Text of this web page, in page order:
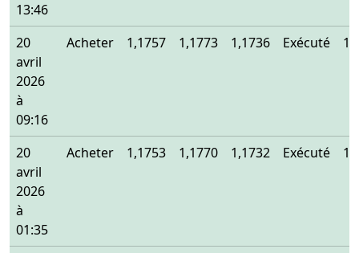
13:46
20
avril
2026
à
09:16
Acheter 1,1757 1,1773 1,1736 Exécuté
20
avril
2026
à
01:35
Acheter 1,1753 1,1770 1,1732 Exécuté